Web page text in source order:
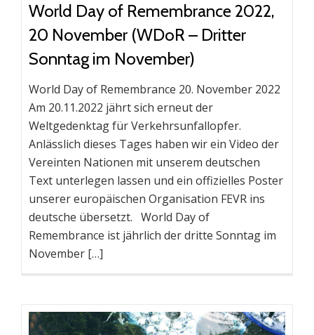
World Day of Remembrance 2022,
20 November (WDoR – Dritter
Sonntag im November)
World Day of Remembrance 20. November 2022
Am 20.11.2022 jährt sich erneut der
Weltgedenktag für Verkehrsunfallopfer.
Anlässlich dieses Tages haben wir ein Video der
Vereinten Nationen mit unserem deutschen
Text unterlegen lassen und ein offizielles Poster
unserer europäischen Organisation FEVR ins
deutsche übersetzt. World Day of
Remembrance ist jährlich der dritte Sonntag im
November […]